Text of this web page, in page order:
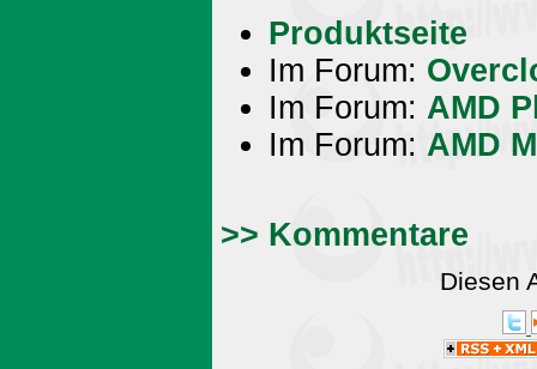
Produktseite
Im Forum:
Im Forum: AMD
Im Forum: AMD
>> Kommentare
Diesen